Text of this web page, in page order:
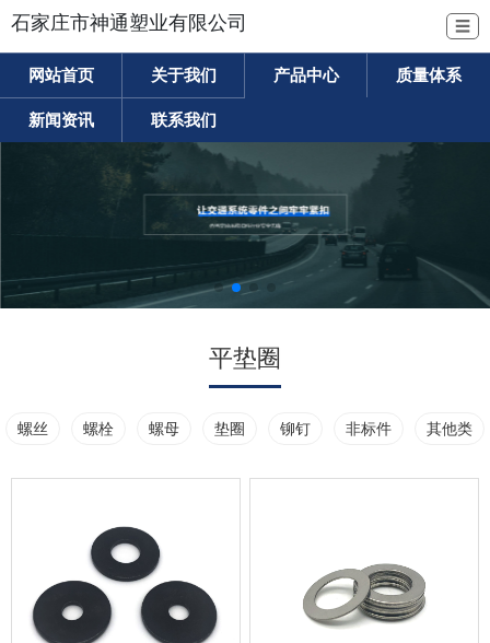
石家庄市神通塑业有限公司 ☰
网站首页 关于我们 产品中心 质量体系
新闻资讯 联系我们
平垫圈
螺丝 螺栓 螺母 垫圈 铆钉 非标件 其他类